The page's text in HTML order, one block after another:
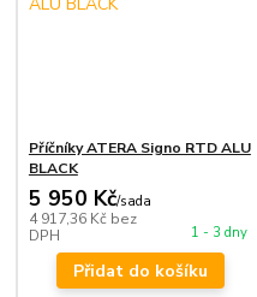
Příčníky ATERA Signo RTD ALU
BLACK
5 950 Kč/sada
4 917,36 Kč bez
DPH
1 - 3 dny
Přidat do košíku